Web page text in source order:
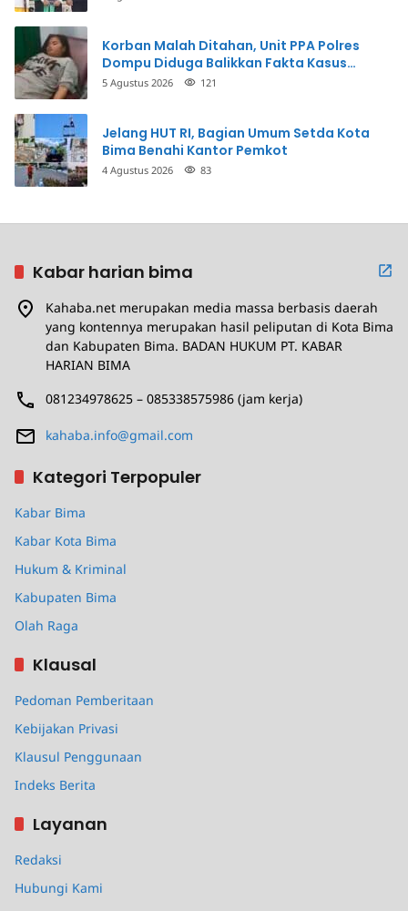
Korban Malah Ditahan, Unit PPA Polres
Dompu Diduga Balikkan Fakta Kasus
Penganiayaan
5 Agustus 2026 121
Jelang HUT RI, Bagian Umum Setda Kota
Bima Benahi Kantor Pemkot
4 Agustus 2026 83
Kabar harian bima
Kahaba.net merupakan media massa berbasis daerah
yang kontennya merupakan hasil peliputan di Kota Bima
dan Kabupaten Bima. BADAN HUKUM PT. KABAR
HARIAN BIMA
081234978625 – 085338575986 (jam kerja)
kahaba.info@gmail.com
Kategori Terpopuler
Kabar Bima
Kabar Kota Bima
Hukum & Kriminal
Kabupaten Bima
Olah Raga
Klausal
Pedoman Pemberitaan
Kebijakan Privasi
Klausul Penggunaan
Indeks Berita
Layanan
Redaksi
Hubungi Kami